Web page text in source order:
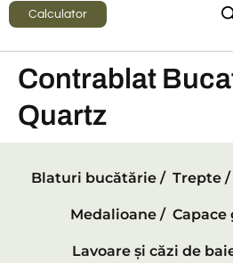
Calculator
Contrablat
Quartz
Blaturi bucătărie / Trepte /
Medalioane / Capace
Lavoare și căzi de